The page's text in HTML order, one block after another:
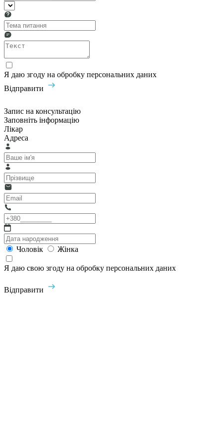
Я даю згоду на обробку персональних даних
Відправити
Запис на консультацію
Заповніть інформацію
Лікар
Адреса
Чоловік Жінка
Я даю свою згоду на обробку персональних даних
Відправити